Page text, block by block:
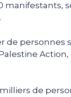
manifestants,
de personnes
de